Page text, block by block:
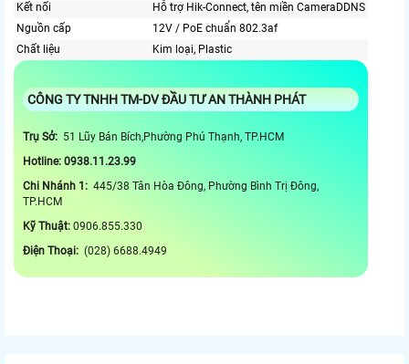
Kết nối
Hỗ trợ Hik-Connect, tên miền CameraDDNS
Nguồn cấp
12V / PoE chuẩn 802.3af
Chất liệu
Kim loại, Plastic
CÔNG TY TNHH TM-DV ĐẦU TƯ AN THÀNH PHÁT
Trụ Sở: 51 Lũy Bán Bích,Phường Phú Thạnh, TP.HCM
Hotline: 0938.11.23.99
Chi Nhánh 1: 445/38 Tân Hòa Đông, Phường Bình Trị Đông,
TP.HCM
Kỹ Thuật: 0906.855.330
Điện Thoại: (028) 6688.4949